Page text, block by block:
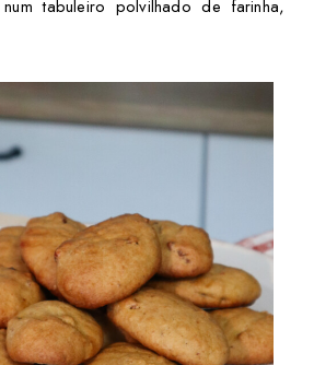
tabuleiro polvilhado de farinha,